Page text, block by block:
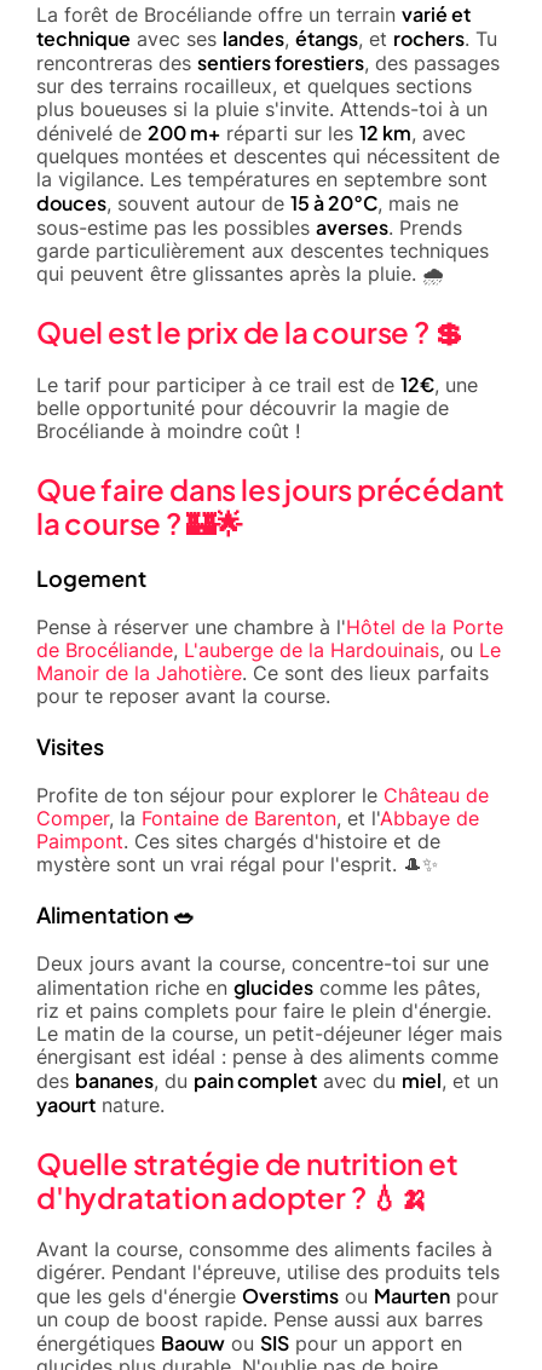
La forêt de Brocéliande offre un terrain varié et
technique avec ses landes, étangs, et rochers. Tu
rencontreras des sentiers forestiers, des passages
sur des terrains rocailleux, et quelques sections
plus boueuses si la pluie s'invite. Attends-toi à un
dénivelé de 200 m+ réparti sur les 12 km, avec
quelques montées et descentes qui nécessitent de
la vigilance. Les températures en septembre sont
douces, souvent autour de 15 à 20°C, mais ne
sous-estime pas les possibles averses. Prends
garde particulièrement aux descentes techniques
qui peuvent être glissantes après la pluie. 🌧️
Quel est le prix de la course ? 💲
Le tarif pour participer à ce trail est de 12€, une
belle opportunité pour découvrir la magie de
Brocéliande à moindre coût !
Que faire dans les jours précédant
la course ? 🏰🌟
Logement
Pense à réserver une chambre à l'Hôtel de la Porte
de Brocéliande, L'auberge de la Hardouinais, ou Le
Manoir de la Jahotière. Ce sont des lieux parfaits
pour te reposer avant la course.
Visites
Profite de ton séjour pour explorer le Château de
Comper, la Fontaine de Barenton, et l'Abbaye de
Paimpont. Ces sites chargés d'histoire et de
mystère sont un vrai régal pour l'esprit. 🎩✨
Alimentation 🥗
Deux jours avant la course, concentre-toi sur une
alimentation riche en glucides comme les pâtes,
riz et pains complets pour faire le plein d'énergie.
Le matin de la course, un petit-déjeuner léger mais
énergisant est idéal : pense à des aliments comme
des bananes, du pain complet avec du miel, et un
yaourt nature.
Quelle stratégie de nutrition et
d'hydratation adopter ? 💧🍌
Avant la course, consomme des aliments faciles à
digérer. Pendant l'épreuve, utilise des produits tels
que les gels d'énergie Overstims ou Maurten pour
un coup de boost rapide. Pense aussi aux barres
énergétiques Baouw ou SIS pour un apport en